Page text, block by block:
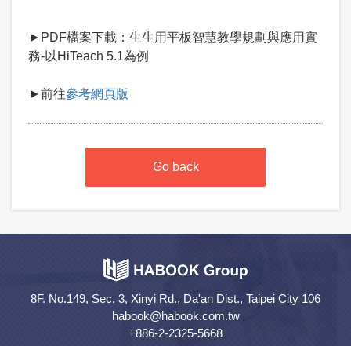
►PDF檔案下載：生生用平板智慧教學規劃與應用實
務-以HiTeach 5.1為例
►前往參考網頁版
Go back
8F. No.149, Sec. 3, Xinyi Rd., Da'an Dist., Taipei City 106
habook@habook.com.tw
+886-2-2325-5668